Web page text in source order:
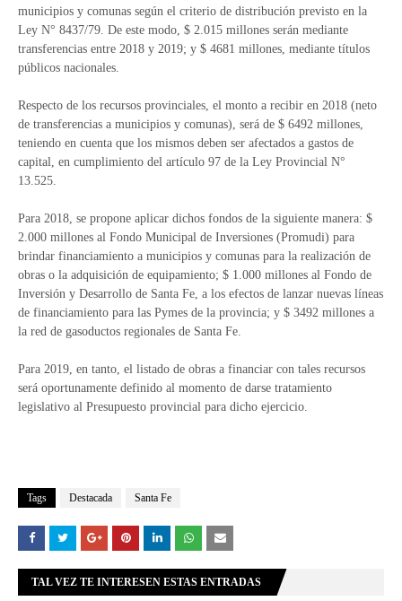
municipios y comunas según el criterio de distribución previsto en la
Ley N° 8437/79. De este modo, $ 2.015 millones serán mediante
transferencias entre 2018 y 2019; y $ 4681 millones, mediante títulos
públicos nacionales.
Respecto de los recursos provinciales, el monto a recibir en 2018 (neto
de transferencias a municipios y comunas), será de $ 6492 millones,
teniendo en cuenta que los mismos deben ser afectados a gastos de
capital, en cumplimiento del artículo 97 de la Ley Provincial N°
13.525.
Para 2018, se propone aplicar dichos fondos de la siguiente manera: $
2.000 millones al Fondo Municipal de Inversiones (Promudi) para
brindar financiamiento a municipios y comunas para la realización de
obras o la adquisición de equipamiento; $ 1.000 millones al Fondo de
Inversión y Desarrollo de Santa Fe, a los efectos de lanzar nuevas líneas
de financiamiento para las Pymes de la provincia; y $ 3492 millones a
la red de gasoductos regionales de Santa Fe.
Para 2019, en tanto, el listado de obras a financiar con tales recursos
será oportunamente definido al momento de darse tratamiento
legislativo al Presupuesto provincial para dicho ejercicio.
Tags Destacada Santa Fe
TAL VEZ TE INTERESEN ESTAS ENTRADAS